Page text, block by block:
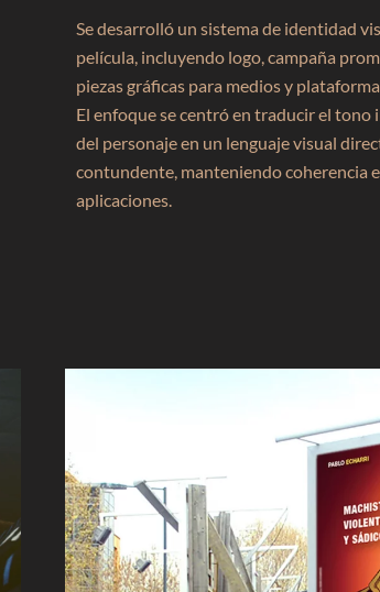
Se desarrolló un sistema de identidad
película, incluyendo logo, campaña
piezas gráficas para medios y
El enfoque se centró en traducir el tono
del personaje en un lenguaje visual
contundente, manteniendo coherencia
aplicaciones.